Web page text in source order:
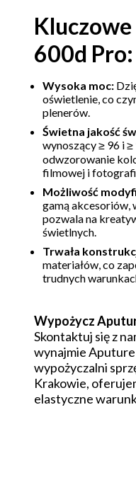
600d Pro:
Wysoka moc:
oświetlenie, co
plenerów.
Świetna jakość
wynoszący ≥ 96 i
odwzorowanie
filmowej i
Możliwość
gamą
pozwala na
świetlnych.
Trwała
materiałów, co
trudnych
Wypożycz
Skontaktuj się z
wynajmie
wypożyczalni
Krakowie,
elastyczne